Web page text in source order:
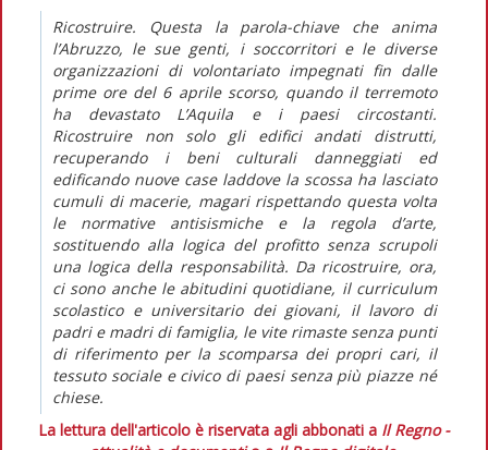
Ricostruire. Questa la parola-chiave che anima
l’Abruzzo, le sue genti, i soccorritori e le diverse
organizzazioni di volontariato impegnati fin dalle
prime ore del 6 aprile scorso, quando il terremoto
ha devastato L’Aquila e i paesi circostanti.
Ricostruire non solo gli edifici andati distrutti,
recuperando i beni culturali danneggiati ed
edificando nuove case laddove la scossa ha lasciato
cumuli di macerie, magari rispettando questa volta
le normative antisismiche e la regola d’arte,
sostituendo alla logica del profitto senza scrupoli
una logica della responsabilità. Da ricostruire, ora,
ci sono anche le abitudini quotidiane, il curriculum
scolastico e universitario dei giovani, il lavoro di
padri e madri di famiglia, le vite rimaste senza punti
di riferimento per la scomparsa dei propri cari, il
tessuto sociale e civico di paesi senza più piazze né
chiese.
La lettura dell'articolo è riservata agli abbonati a Il Regno -